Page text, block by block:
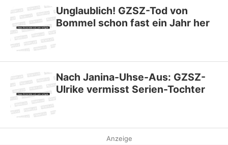
Unglaublich! GZSZ-Tod von
Bommel schon fast ein Jahr her
Nach Janina-Uhse-Aus: GZSZ-
Ulrike vermisst Serien-Tochter
Anzeige